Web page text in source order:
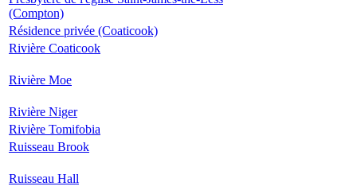
(Compton)
Résidence privée (Coaticook)
Rivière Coaticook
Rivière Moe
Rivière Niger
Rivière Tomifobia
Ruisseau Brook
Ruisseau Hall